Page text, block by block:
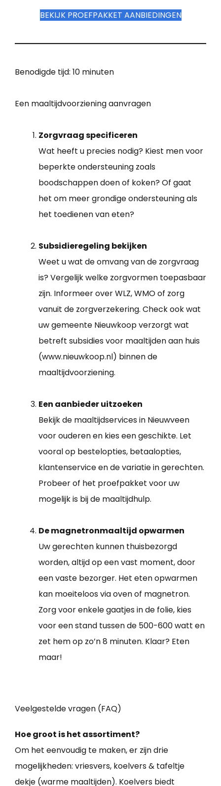
BEKIJK PROEFPAKKET AANBIEDINGEN
Benodigde tijd: 10 minuten
Een maaltijdvoorziening aanvragen
Zorgvraag specificeren
Wat heeft u precies nodig? Kiest men voor
beperkte ondersteuning zoals
boodschappen doen of koken? Of gaat
het om meer grondige ondersteuning als
het toedienen van eten?
Subsidieregeling bekijken
Weet u wat de omvang van de zorgvraag
is? Vergelijk welke zorgvormen toepasbaar
zijn. Informeer over WLZ, WMO of zorg
vanuit de zorgverzekering. Check ook wat
uw gemeente Nieuwkoop verzorgt wat
betreft subsidies voor maaltijden aan huis
(www.nieuwkoop.nl) binnen de
maaltijdvoorziening.
Een aanbieder uitzoeken
Bekijk de maaltijdservices in Nieuwveen
voor ouderen en kies een geschikte. Let
vooral op bestelopties, betaalopties,
klantenservice en de variatie in gerechten.
Probeer of het proefpakket voor uw
mogelijk is bij de maaltijdhulp.
De magnetronmaaltijd opwarmen
Uw gerechten kunnen thuisbezorgd
worden, altijd op een vast moment, door
een vaste bezorger. Het eten opwarmen
kan moeiteloos via oven of magnetron.
Zorg voor enkele gaatjes in de folie, kies
voor een stand tussen de 500-600 watt en
zet hem op zo’n 8 minuten. Klaar? Eten
maar!
Veelgestelde vragen (FAQ)
Hoe groot is het assortiment?
Om het eenvoudig te maken, er zijn drie
mogelijkheden: vriesvers, koelvers & tafeltje
dekje (warme maaltijden). Koelvers biedt